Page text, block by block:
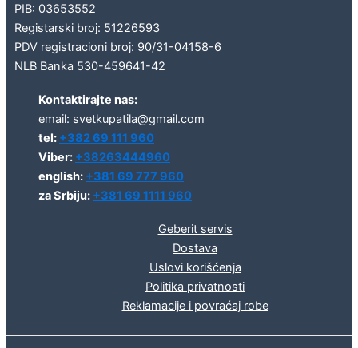
PIB: 03653552
Registarski broj: 51226593
PDV registracioni broj: 90/31-04158-6
NLB Banka 530-459641-42
Kontaktirajte nas:
email: svetkupatila@gmail.com
tel: +382 69 111 960
Viber: +38263444960
english: +381 69 777 960
za Srbiju: +381 69 1111 960
Geberit servis
Dostava
Uslovi korišćenja
Politika privatnosti
Reklamacije i povraćaj robe